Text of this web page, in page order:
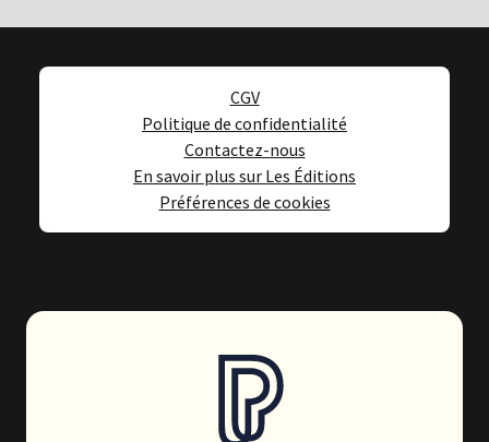
CGV
Politique de confidentialité
Contactez-nous
En savoir plus sur Les Éditions
Préférences de cookies